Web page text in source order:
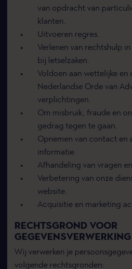
van opdracht van
klanten.
Uitvoeren regres.
Verlenen van rechtshulp
bij letselzaken.
Voldoen aan wettelijke en
Nederlandse Orde van
verplichtingen.
Om misbruik, fraude en
gedrag tegen te gaan.
Opnemen van contact en
informatie.
Afhandeling van vragen
Verbetering van onze
website.
Acquisitie en marketing
RECHTSGROND VOOR
GEGEVENSVERWERKING
Wij verwerken je
volgende rechtsgronden: